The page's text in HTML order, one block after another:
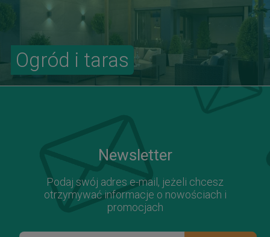
Ogród i taras
Newsletter
Podaj swój adres e-mail, jeżeli chcesz
otrzymywać informacje o nowościach i
promocjach